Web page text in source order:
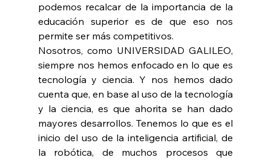
podemos recalcar de la importancia de la
educación superior es de que eso nos
permite ser más competitivos.
Nosotros, como UNIVERSIDAD GALILEO,
siempre nos hemos enfocado en lo que es
tecnología y ciencia. Y nos hemos dado
cuenta que, en base al uso de la tecnología
y la ciencia, es que ahorita se han dado
mayores desarrollos. Tenemos lo que es el
inicio del uso de la inteligencia artificial, de
la robótica, de muchos procesos que